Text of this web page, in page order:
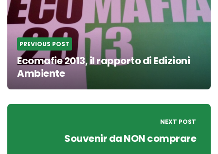
PREVIOUS POST
Ecomafie 2013, il rapporto di Edizioni
Ambiente
NEXT POST
Souvenir da NON comprare